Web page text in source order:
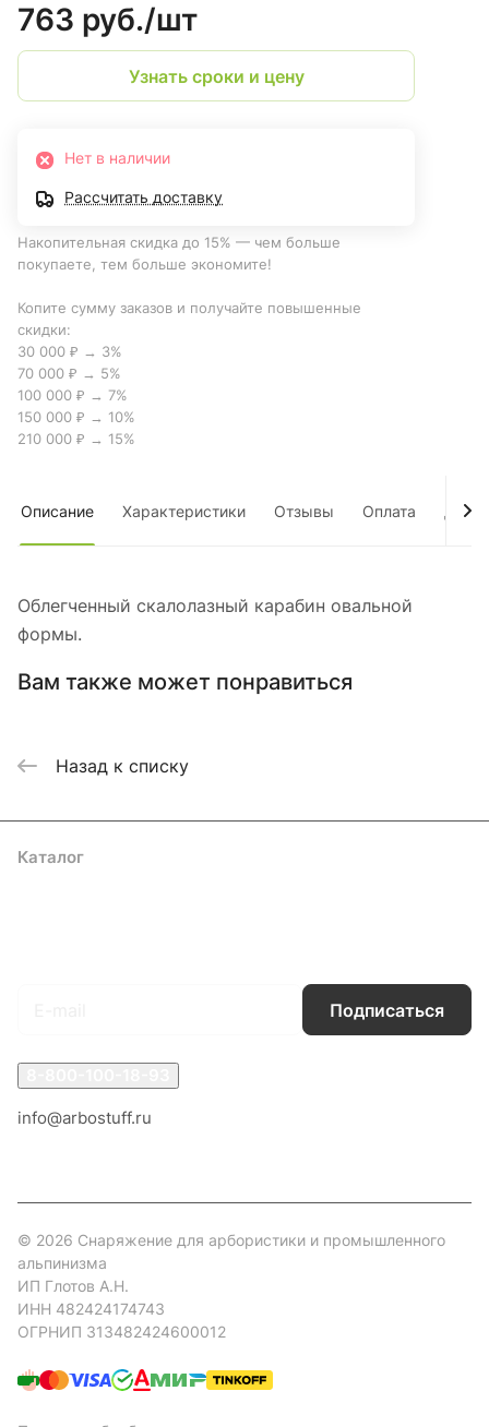
763 руб./шт
Узнать сроки и цену
Нет в наличии
Рассчитать доставку
Накопительная скидка до 15% — чем больше
покупаете, тем больше экономите!
Копите сумму заказов и получайте повышенные
скидки:
30 000 ₽ → 3%
70 000 ₽ → 5%
100 000 ₽ → 7%
150 000 ₽ → 10%
210 000 ₽ → 15%
Описание Характеристики Отзывы Оплата
Облегченный скалолазный карабин овальной
формы.
Вам также может понравиться
Назад к списку
Каталог
Подписаться
info@arbostuff.ru
© 2026 Снаряжение для арбористики и промышленного
альпинизма
ИП Глотов А.Н.
ИНН 482424174743
ОГРНИП 313482424600012